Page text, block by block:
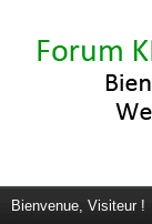
Bienvenue, Visiteur !